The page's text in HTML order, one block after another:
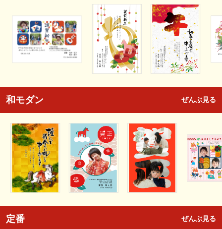
和モダン ぜんぶ見る
定番 ぜんぶ見る